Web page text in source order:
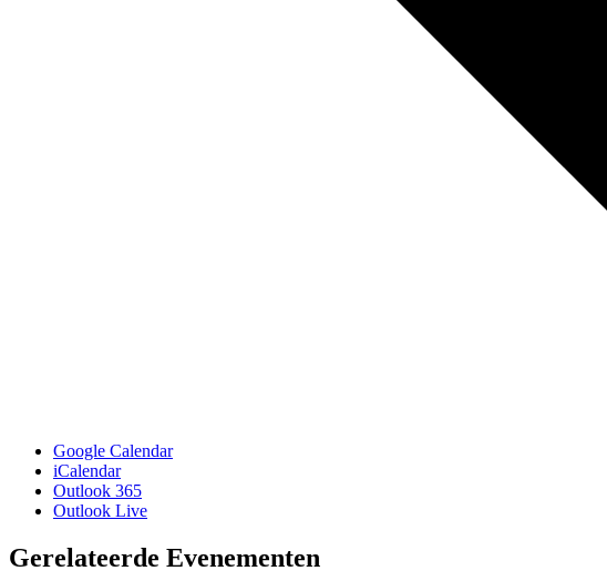
Google Calendar
iCalendar
Outlook 365
Outlook Live
Gerelateerde Evenementen